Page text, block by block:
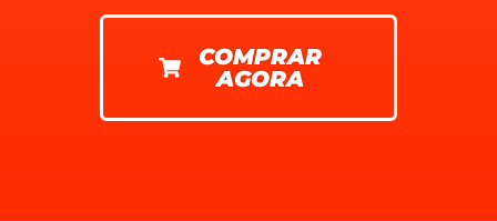
COMPRAR
AGORA